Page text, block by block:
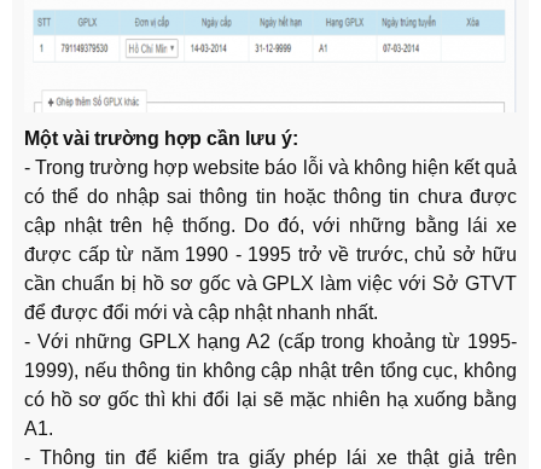
Một vài trường hợp cần lưu ý:
- Trong trường hợp website báo lỗi và không hiện kết quả
có thể do nhập sai thông tin hoặc thông tin chưa được
cập nhật trên hệ thống. Do đó, với những bằng lái xe
được cấp từ năm 1990 - 1995 trở về trước, chủ sở hữu
cần chuẩn bị hồ sơ gốc và GPLX làm việc với Sở GTVT
để được đổi mới và cập nhật nhanh nhất.
- Với những GPLX hạng A2 (cấp trong khoảng từ 1995-
1999), nếu thông tin không cập nhật trên tổng cục, không
có hồ sơ gốc thì khi đổi lại sẽ mặc nhiên hạ xuống bằng
A1.
- Thông tin để kiểm tra giấy phép lái xe thật giả trên